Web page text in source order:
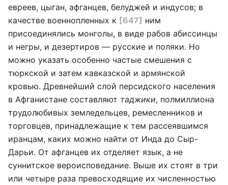
евреев, цыган, афганцев, белуджей и индусов; в
качестве военнопленных к [647] ним
присоединялись монголы, в виде рабов абиссинцы
и негры, и дезертиров — русские и поляки. Но
можно указать особенно частые смешения с
тюркской и затем кавказской и армянской
кровью. Древнейший слой персидского населения
в Афганистане составляют таджики, полмиллиона
трудолюбивых земледельцев, ремесленников и
торговцев, принадлежащие к тем рассеявшимся
иранцам, каких можно найти от Инда до Сыр-
Дарьи. От афганцев их отделяет язык, а не
суннитское вероисповедание. Выше их стоят в три
или четыре раза превосходящие их численностью